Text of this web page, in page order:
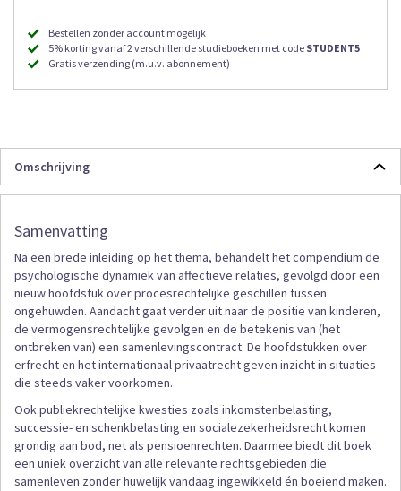
Bestellen zonder account mogelijk
5% korting vanaf 2 verschillende studieboeken met code STUDENT5
Gratis verzending (m.u.v. abonnement)
Omschrijving
Samenvatting
Na een brede inleiding op het thema, behandelt het compendium de
psychologische dynamiek van affectieve relaties, gevolgd door een
nieuw hoofdstuk over procesrechtelijke geschillen tussen
ongehuwden. Aandacht gaat verder uit naar de positie van kinderen,
de vermogensrechtelijke gevolgen en de betekenis van (het
ontbreken van) een samenlevingscontract. De hoofdstukken over
erfrecht en het internationaal privaatrecht geven inzicht in situaties
die steeds vaker voorkomen.
Ook publiekrechtelijke kwesties zoals inkomstenbelasting,
successie- en schenkbelasting en socialezekerheidsrecht komen
grondig aan bod, net als pensioenrechten. Daarmee biedt dit boek
een uniek overzicht van alle relevante rechtsgebieden die
samenleven zonder huwelijk vandaag ingewikkeld én boeiend maken.